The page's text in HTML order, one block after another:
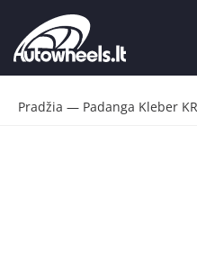
Pradžia — Padanga Kleber